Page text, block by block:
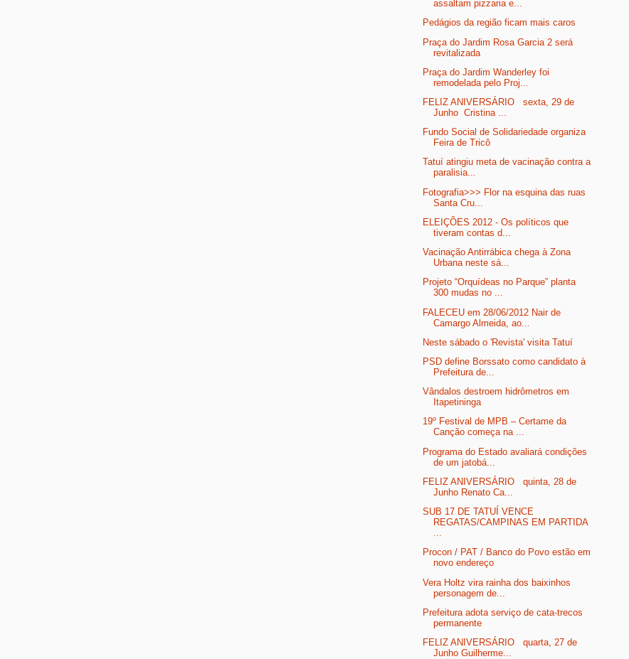
assaltam pizzaria e...
Pedágios da região ficam mais caros
Praça do Jardim Rosa Garcia 2 será
revitalizada
Praça do Jardim Wanderley foi
remodelada pelo Proj...
FELIZ ANIVERSÁRIO sexta, 29 de
Junho Cristina ...
Fundo Social de Solidariedade organiza
Feira de Tricô
Tatuí atingiu meta de vacinação contra a
paralisia...
Fotografia>>> Flor na esquina das ruas
Santa Cru...
ELEIÇÕES 2012 - Os políticos que
tiveram contas d...
Vacinação Antirrábica chega à Zona
Urbana neste sá...
Projeto “Orquídeas no Parque” planta
300 mudas no ...
FALECEU em 28/06/2012 Nair de
Camargo Almeida, ao...
Neste sábado o 'Revista' visita Tatuí
PSD define Borssato como candidato à
Prefeitura de...
Vândalos destroem hidrômetros em
Itapetininga
19º Festival de MPB – Certame da
Canção começa na ...
Programa do Estado avaliará condições
de um jatobá...
FELIZ ANIVERSÁRIO quinta, 28 de
Junho Renato Ca...
SUB 17 DE TATUÍ VENCE
REGATAS/CAMPINAS EM PARTIDA
...
Procon / PAT / Banco do Povo estão em
novo endereço
Vera Holtz vira rainha dos baixinhos
personagem de...
Prefeitura adota serviço de cata-trecos
permanente
FELIZ ANIVERSÁRIO quarta, 27 de
Junho Guilherme...